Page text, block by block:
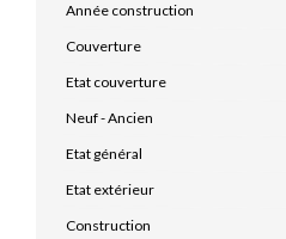
Année construction
Couverture
Etat couverture
Neuf - Ancien
Etat général
Etat extérieur
Construction